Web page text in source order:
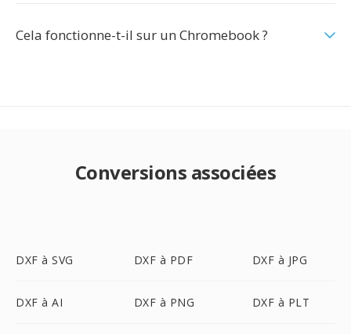
Cela fonctionne-t-il sur un Chromebook ?
Conversions associées
DXF à SVG DXF à PDF DXF à JPG
DXF à AI DXF à PNG DXF à PLT